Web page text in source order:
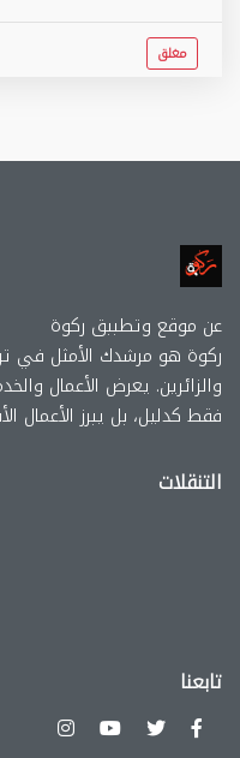
مغلق
عن موقع وتطببق ركوة
ركوة هو مرشدك الأمثل في
والزائرين. يعرض الأعمال
فقط كدليل، بل يبرز الأعمال
التنقلات
تابعنا